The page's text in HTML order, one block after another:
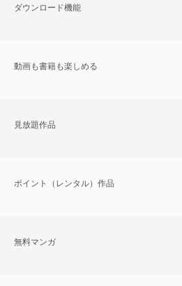
ダウンロード機能
動画も書籍も楽しめる
⾒放題作品
ポイント（レンタル）作品
無料マンガ